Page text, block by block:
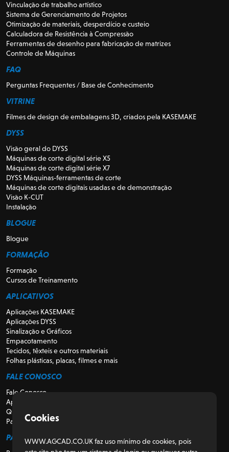
Vinculação de trabalho artístico
Sistema de Gerenciamento de Projetos
Otimização de materiais, desperdício e custeio
Calculadora de Resistência à Compressão
Ferramentas de desenho para fabricação de matrizes
Controle de Máquinas
FAQ
Perguntas Frequentes / Base de Conhecimento
VITRINE
Filmes de design de embalagens 3D, criados pela KASEMAKE
DYSS
Visão geral do DYSS
Máquinas de corte digital série X5
Máquinas de corte digital série X7
DYSS Máquinas-ferramentas de corte
Máquinas de corte digitais usadas e de demonstração
Visão K-CUT
Instalação
BLOGUE
Blogue
FORMAÇÃO
Formação
Cursos de Treinamento
APLICATIVOS
Aplicações KASEMAKE
Aplicações DYSS
Sinalização e Gráficos
Empacotamento
Tecidos, têxteis e outros materiais
Folhas plásticas, placas, filmes e mais
FALE CONOSCO
Fale Conosco
Apoio
Quem somos
Para Revendedores
PARA CLIENTES
Cookies
WWW.AGCAD.CO.UK faz uso mínimo de cookies, pois